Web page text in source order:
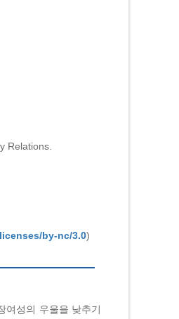
Relations.
by-nc/3.0)
여성의 우울을 낮추기